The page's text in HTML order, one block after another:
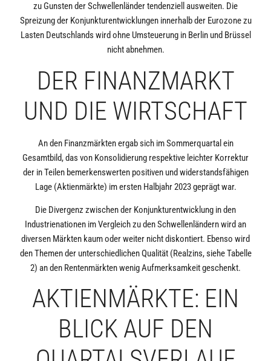
zu Gunsten der Schwellenländer tendenziell ausweiten. Die
Spreizung der Konjunkturentwicklungen innerhalb der Eurozone zu
Lasten Deutschlands wird ohne Umsteuerung in Berlin und Brüssel
nicht abnehmen.
DER FINANZMARKT
UND DIE WIRTSCHAFT
An den Finanzmärkten ergab sich im Sommerquartal ein
Gesamtbild, das von Konsolidierung respektive leichter Korrektur
der in Teilen bemerkenswerten positiven und widerstandsfähigen
Lage (Aktienmärkte) im ersten Halbjahr 2023 geprägt war.
Die Divergenz zwischen der Konjunkturentwicklung in den
Industrienationen im Vergleich zu den Schwellenländern wird an
diversen Märkten kaum oder weiter nicht diskontiert. Ebenso wird
den Themen der unterschiedlichen Qualität (Realzins, siehe Tabelle
2) an den Rentenmärkten wenig Aufmerksamkeit geschenkt.
AKTIENMÄRKTE: EIN
BLICK AUF DEN